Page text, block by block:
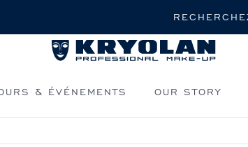
Rechercher
& ÉVÉNEMENTS OUR STORY